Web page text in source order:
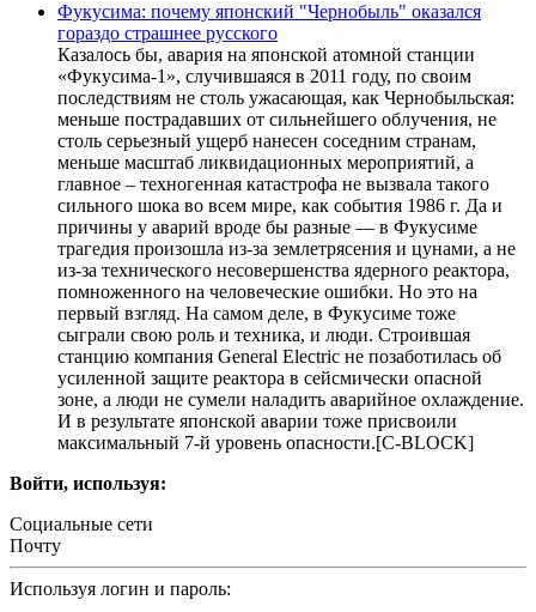
Фукусима: почему японский "Чернобыль" оказался
гораздо страшнее русского
Казалось бы, авария на японской атомной станции
«Фукусима-1», случившаяся в 2011 году, по своим
последствиям не столь ужасающая, как Чернобыльская:
меньше пострадавших от сильнейшего облучения, не
столь серьезный ущерб нанесен соседним странам,
меньше масштаб ликвидационных мероприятий, а
главное – техногенная катастрофа не вызвала такого
сильного шока во всем мире, как события 1986 г. Да и
причины у аварий вроде бы разные — в Фукусиме
трагедия произошла из-за землетрясения и цунами, а не
из-за технического несовершенства ядерного реактора,
помноженного на человеческие ошибки. Но это на
первый взгляд. На самом деле, в Фукусиме тоже
сыграли свою роль и техника, и люди. Строившая
станцию компания General Electric не позаботилась об
усиленной защите реактора в сейсмически опасной
зоне, а люди не сумели наладить аварийное охлаждение.
И в результате японской аварии тоже присвоили
максимальный 7-й уровень опасности.[С-BLOCK]
Войти, используя:
Социальные сети
Почту
Используя логин и пароль: